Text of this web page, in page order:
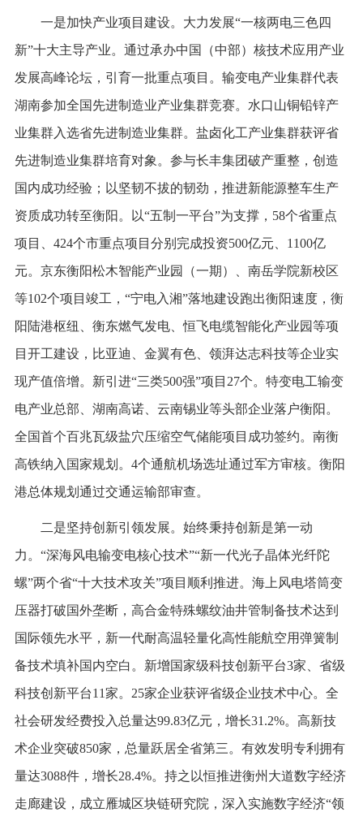
一是加快产业项目建设。大力发展“一核两电三色四
新”十大主导产业。通过承办中国（中部）核技术应用产业
发展高峰论坛，引育一批重点项目。输变电产业集群代表
湖南参加全国先进制造业产业集群竞赛。水口山铜铅锌产
业集群入选省先进制造业集群。盐卤化工产业集群获评省
先进制造业集群培育对象。参与长丰集团破产重整，创造
国内成功经验；以坚韧不拔的韧劲，推进新能源整车生产
资质成功转至衡阳。以“五制一平台”为支撑，58个省重点
项目、424个市重点项目分别完成投资500亿元、1100亿
元。京东衡阳松木智能产业园（一期）、南岳学院新校区
等102个项目竣工，“宁电入湘”落地建设跑出衡阳速度，衡
阳陆港枢纽、衡东燃气发电、恒飞电缆智能化产业园等项
目开工建设，比亚迪、金翼有色、领湃达志科技等企业实
现产值倍增。新引进“三类500强”项目27个。特变电工输变
电产业总部、湖南高诺、云南锡业等头部企业落户衡阳。
全国首个百兆瓦级盐穴压缩空气储能项目成功签约。南衡
高铁纳入国家规划。4个通航机场选址通过军方审核。衡阳
港总体规划通过交通运输部审查。
二是坚持创新引领发展。始终秉持创新是第一动
力。“深海风电输变电核心技术”“新一代光子晶体光纤陀
螺”两个省“十大技术攻关”项目顺利推进。海上风电塔筒变
压器打破国外垄断，高合金特殊螺纹油井管制备技术达到
国际领先水平，新一代耐高温轻量化高性能航空用弹簧制
备技术填补国内空白。新增国家级科技创新平台3家、省级
科技创新平台11家。25家企业获评省级企业技术中心。全
社会研发经费投入总量达99.83亿元，增长31.2%。高新技
术企业突破850家，总量跃居全省第三。有效发明专利拥有
量达3088件，增长28.4%。持之以恒推进衡州大道数字经济
走廊建设，成立雁城区块链研究院，深入实施数字经济“领